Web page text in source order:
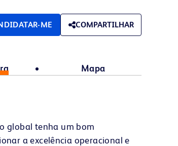
ME COMPARTILHAR
Mapa
global tenha um bom
a excelência operacional e